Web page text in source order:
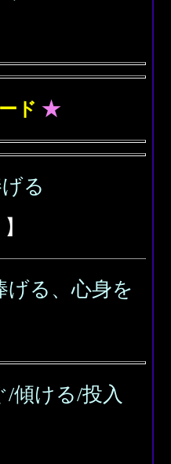
ド ★
る
】
げる、心身を
/傾ける/投入